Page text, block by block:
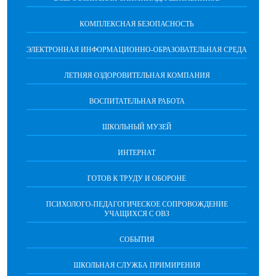
КОМПЛЕКСНАЯ БЕЗОПАСНОСТЬ
ЭЛЕКТРОННАЯ ИНФОРМАЦИОННО-ОБРАЗОВАТЕЛЬНАЯ СРЕДА
ЛЕТНЯЯ ОЗДОРОВИТЕЛЬНАЯ КОМПАНИЯ
ВОСПИТАТЕЛЬНАЯ РАБОТА
ШКОЛЬНЫЙ МУЗЕЙ
ИНТЕРНАТ
ГОТОВ К ТРУДУ И ОБОРОНЕ
ПСИХОЛОГО-ПЕДАГОГИЧЕСКОЕ СОПРОВОЖДЕНИЕ
УЧАЩИХСЯ С ОВЗ
СОБЫТИЯ
ШКОЛЬНАЯ СЛУЖБА ПРИМИРЕНИЯ